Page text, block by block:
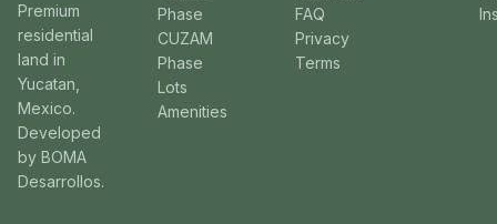
Premium
residential
land in
Yucatan,
Mexico.
Developed
by BOMA
Desarrollos.
Phase
CUZAM
Phase
Lots
Amenities
FAQ
Privacy
Terms